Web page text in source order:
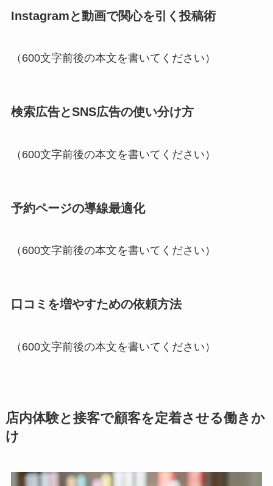
Instagramと動画で関心を引く投稿術
（600文字前後の本文を書いてください）
検索広告とSNS広告の使い分け方
（600文字前後の本文を書いてください）
予約ページの導線最適化
（600文字前後の本文を書いてください）
口コミを増やすための依頼方法
（600文字前後の本文を書いてください）
店内体験と接客で顧客を定着させる働きか
け